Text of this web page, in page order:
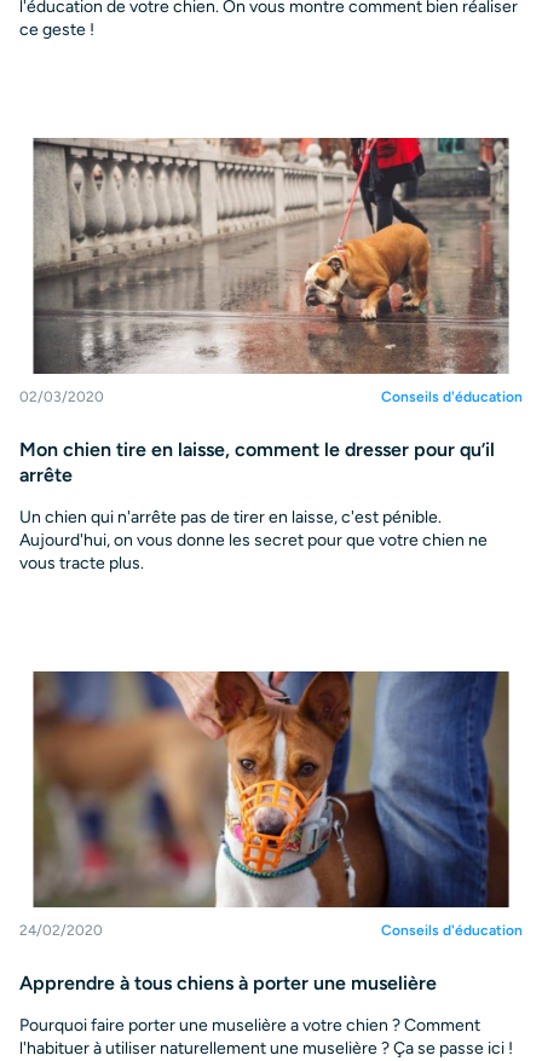
l'éducation de votre chien. On vous montre comment bien réaliser
ce geste !
02/03/2020 Conseils d'éducation
Mon chien tire en laisse, comment le dresser pour qu’il
arrête
Un chien qui n'arrête pas de tirer en laisse, c'est pénible.
Aujourd'hui, on vous donne les secret pour que votre chien ne
vous tracte plus.
24/02/2020 Conseils d'éducation
Apprendre à tous chiens à porter une muselière
Pourquoi faire porter une muselière a votre chien ? Comment
l'habituer à utiliser naturellement une muselière ? Ça se passe ici !